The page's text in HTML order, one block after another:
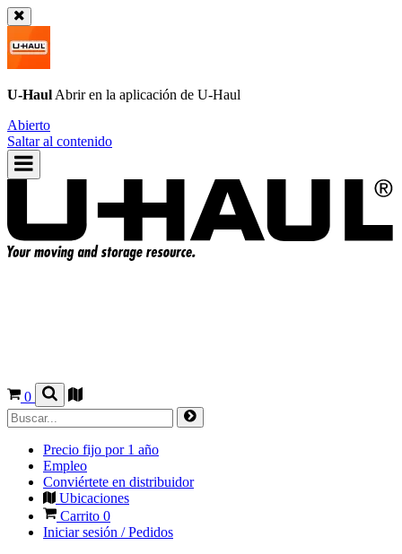
U-Haul Abrir en la aplicación de U-Haul
Abierto
Saltar al contenido
0
Precio fijo por 1 año
Empleo
Conviértete en distribuidor
Ubicaciones
Carrito 0
Iniciar sesión / Pedidos